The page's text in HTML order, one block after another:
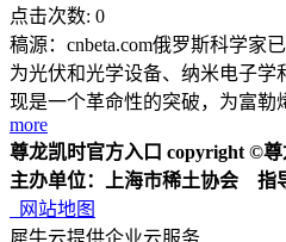
点击次数: 0
稿源：cnbeta.com俄罗斯科学
为光伏和光学设备、纳米电子
现是一个革命性的突破，为富勒
more
尊龙凯时官方入口 copyright ©尊
主办单位：上海市稀土协会 指
网站地图
犀牛云提供企业云服务